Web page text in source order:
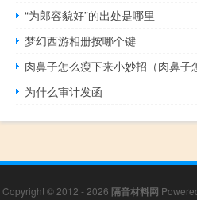
“为郎容貌好”的出处是哪里
梦幻西游相册按哪个键
肉鼻子怎么瘦下来小妙招（肉鼻子
为什么审计发函
Copyright © 2012 - 2026 隔音材料网